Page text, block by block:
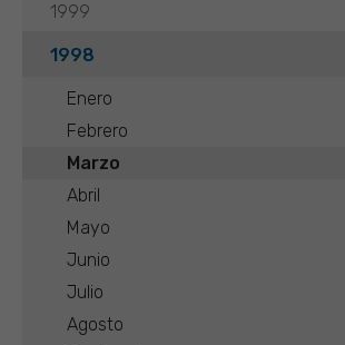
1999
1998
Enero
Febrero
Marzo
Abril
Mayo
Junio
Julio
Agosto